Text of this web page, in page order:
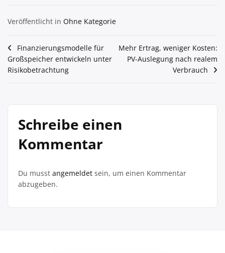
Veröffentlicht in Ohne Kategorie
Beitragsnavigation
Finanzierungsmodelle für
Großspeicher entwickeln unter
Risikobetrachtung
Mehr Ertrag, weniger Kosten:
PV-Auslegung nach realem
Verbrauch
Schreibe einen
Kommentar
Du musst angemeldet sein, um einen Kommentar
abzugeben.